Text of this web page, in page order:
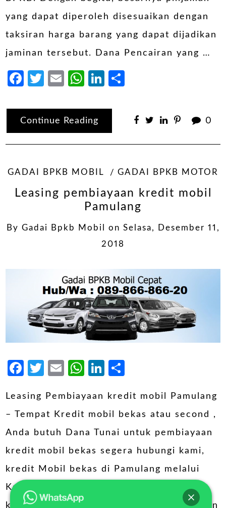
yang dapat diperoleh disesuaikan dengan
taksiran harga barang yang dapat dijadikan
jaminan tersebut. Dana Pencairan yang …
Facebook
Twitter
EmailWhatsApp
LinkedIn
Continue Reading 0
GADAI BPKB MOBIL GADAI BPKB MOTOR
Leasing pembiayaan kredit mobil
Pamulang
By Gadai Bpkb Mobil on Selasa, Desember 11,
2018
Facebook
Twitter
EmailWhatsApp
LinkedIn
Leasing Pembiayaan kredit mobil Pamulang
– Tempat Kredit mobil bekas atau second ,
Anda butuh Dana Tunai untuk pembiayaan
kredit mobil bekas segera hubungi kami,
kredit Mobil bekas di Pamulang melalui
Kami bisa menjadi solusi terbaik dalam
keinginan kredit mobil anda, mobil silahkan